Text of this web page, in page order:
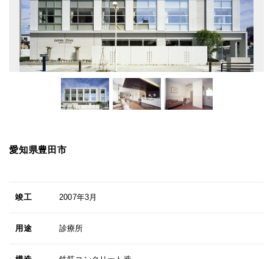
愛知県豊田市
竣工 2007年3月
用途 診療所